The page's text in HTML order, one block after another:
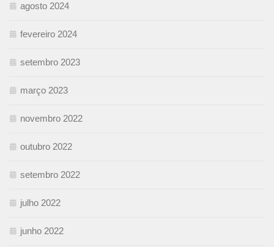
agosto 2024
fevereiro 2024
setembro 2023
março 2023
novembro 2022
outubro 2022
setembro 2022
julho 2022
junho 2022